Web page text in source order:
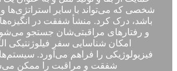
شخصی که می‌تواند با سایر استراتژی‌ها و
باشد، درک کرد. منشأ شفقت در انگیزه‌های
و رفتارهای مراقبتی‌شان جستجو می‌شود،
امکان شناسایی سفر فیلوژنتیکی
فیزیولوژیکی را فراهم می‌آورد.
شفقت و مراقبت را ممکن